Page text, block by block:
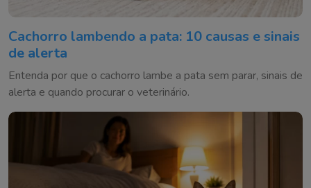
Cachorro lambendo a pata: 10 causas e sinais
de alerta
Entenda por que o cachorro lambe a pata sem parar, sinais de
alerta e quando procurar o veterinário.